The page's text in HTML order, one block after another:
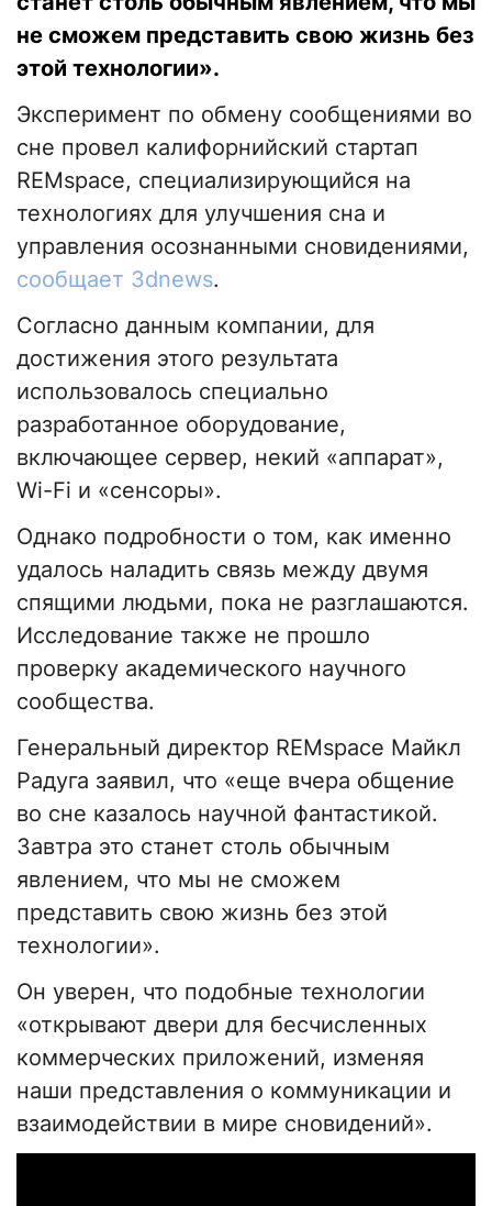
не сможем представить свою жизнь без
этой технологии».
Эксперимент по обмену сообщениями во
сне провел калифорнийский стартап
REMspace, специализирующийся на
технологиях для улучшения сна и
управления осознанными сновидениями,
сообщает 3dnews.
Согласно данным компании, для
достижения этого результата
использовалось специально
разработанное оборудование,
включающее сервер, некий «аппарат»,
Wi-Fi и «сенсоры».
Однако подробности о том, как именно
удалось наладить связь между двумя
спящими людьми, пока не разглашаются.
Исследование также не прошло
проверку академического научного
сообщества.
Генеральный директор REMspace Майкл
Радуга заявил, что «еще вчера общение
во сне казалось научной фантастикой.
Завтра это станет столь обычным
явлением, что мы не сможем
представить свою жизнь без этой
технологии».
Он уверен, что подобные технологии
«открывают двери для бесчисленных
коммерческих приложений, изменяя
наши представления о коммуникации и
взаимодействии в мире сновидений».